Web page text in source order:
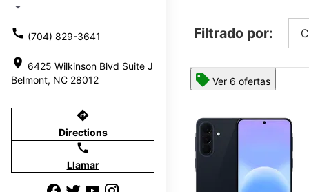
arrow_drop_down
call (704) 829-3641
location_on 6425 Wilkinson Blvd Suite J
Belmont, NC 28012
directions
Directions
call
Llamar
Filtrado por:
Ver 6 ofertas